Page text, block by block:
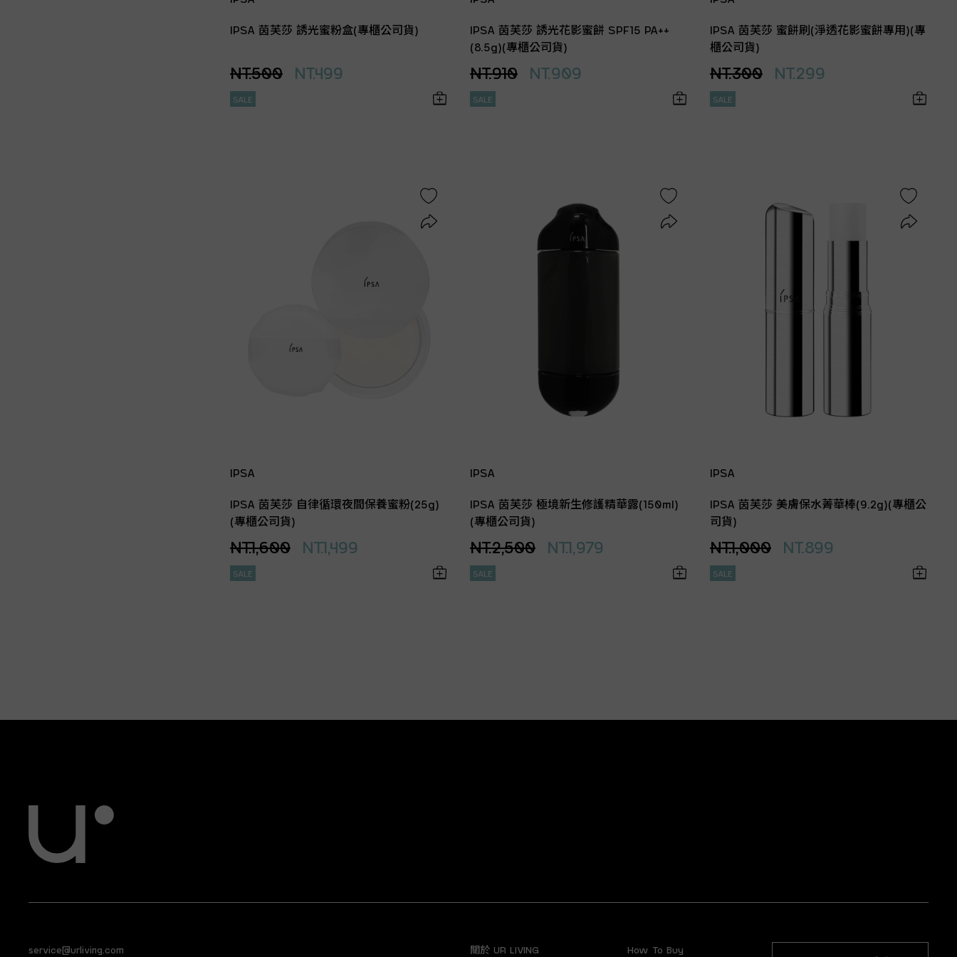
IPSA 茵芙莎 誘光蜜粉盒(專櫃公司貨)
NT.500 NT.499
SALE
IPSA 茵芙莎 誘光花影蜜餅 SPF15 PA++
(8.5g)(專櫃公司貨)
NT.910 NT.909
SALE
IPSA 茵芙莎 蜜餅刷(淨透花影蜜餅專用)(專
櫃公司貨)
NT.300 NT.299
SALE
IPSA
IPSA 茵芙莎 自律循環夜間保養蜜粉(25g)
(專櫃公司貨)
NT.1,600 NT.1,499
SALE
IPSA
IPSA 茵芙莎 極境新生修護精華露(150ml)
(專櫃公司貨)
NT.2,500 NT.1,979
SALE
IPSA
IPSA 茵芙莎 美膚保水菁華棒(9.2g)(專櫃公
司貨)
NT.1,000 NT.899
SALE
service@urliving.com 關於 UR LIVING
How To Buy